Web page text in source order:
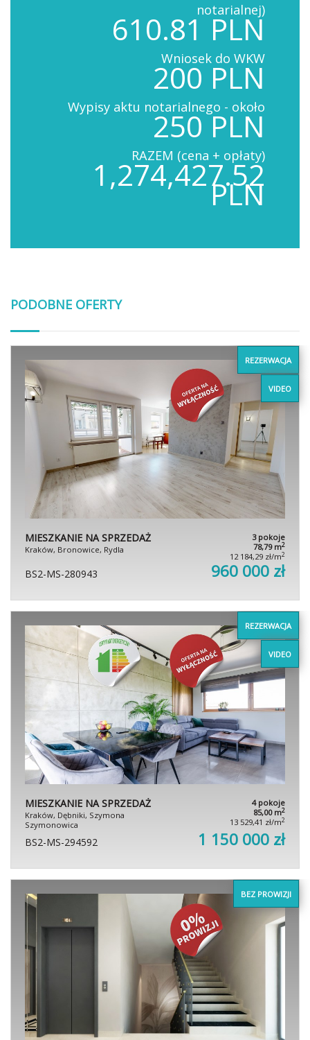
notarialnej)
610.81 PLN
Wniosek do WKW
200 PLN
Wypisy aktu notarialnego - około
250 PLN
RAZEM (cena + opłaty)
1,274,427.52
PLN
PODOBNE OFERTY
REZERWACJA
VIDEO
MIESZKANIE NA SPRZEDAŻ
Kraków, Bronowice, Rydla
3 pokoje
78,79 m2
12 184,29 zł/m2
BS2-MS-280943 960 000 zł
REZERWACJA
VIDEO
MIESZKANIE NA SPRZEDAŻ
Kraków, Dębniki, Szymona
Szymonowica
4 pokoje
85,00 m2
13 529,41 zł/m2
BS2-MS-294592 1 150 000 zł
BEZ PROWIZJI